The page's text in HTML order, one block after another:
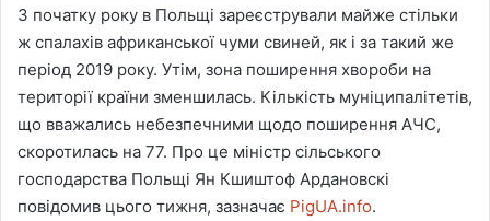
o
w
o
n
X
a
n
e
m
a
i
l
З початку року в Польщі зареєстрували майже стільки
ж спалахів африканської чуми свиней, як і за такий же
період 2019 року. Утім, зона поширення хвороби на
території країни зменшилась. Кількість муніципалітетів,
що вважались небезпечними щодо поширення АЧС,
скоротилась на 77. Про це міністр сільського
господарства Польщі Ян Кшиштоф Ардановскі
повідомив цього тижня, зазначає PigUA.info.